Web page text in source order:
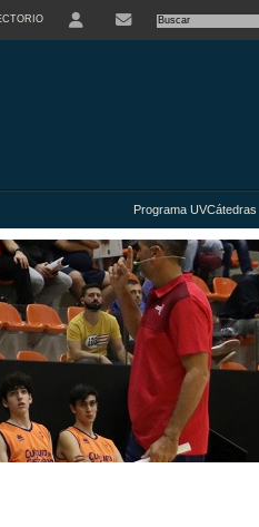
Programa UVCátedras